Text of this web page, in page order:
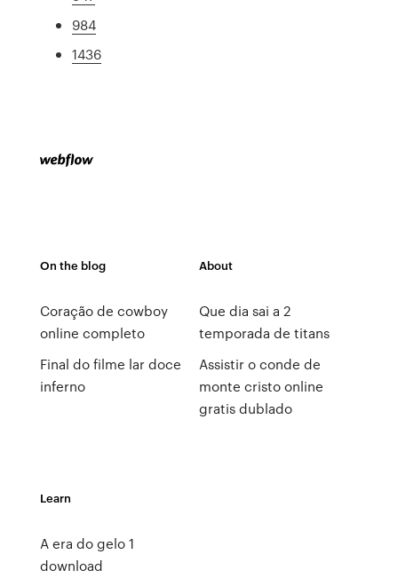
984
1436
On the blog
Coração de cowboy
online completo
Final do filme lar doce
inferno
About
Que dia sai a 2
temporada de titans
Assistir o conde de
monte cristo online
gratis dublado
Learn
A era do gelo 1
download